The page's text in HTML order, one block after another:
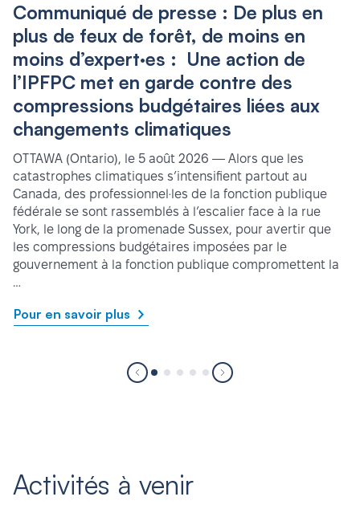
Communiqué de presse : De plus en
plus de feux de forêt, de moins en
moins d’expert·es : Une action de
l’IPFPC met en garde contre des
compressions budgétaires liées aux
changements climatiques
OTTAWA (Ontario), le 5 août 2026 — Alors que les
catastrophes climatiques s’intensifient partout au
Canada, des professionnel·les de la fonction publique
fédérale se sont rassemblés à l’escalier face à la rue
York, le long de la promenade Sussex, pour avertir que
les compressions budgétaires imposées par le
gouvernement à la fonction publique compromettent la
…
Pour en savoir plus
Activités à venir